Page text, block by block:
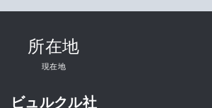
所在地
現在地
ビュルクル社